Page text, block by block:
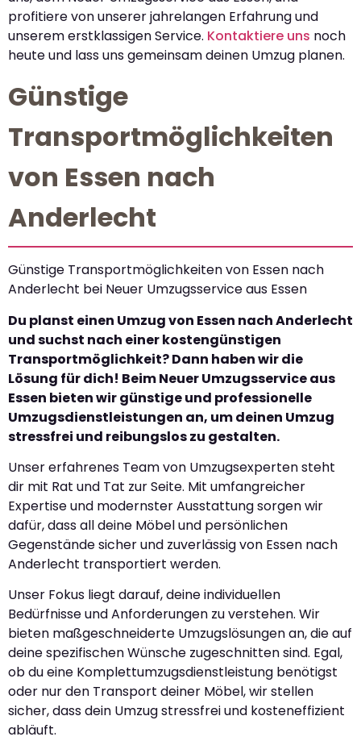
profitiere von unserer jahrelangen Erfahrung und
unserem erstklassigen Service. Kontaktiere uns noch
heute und lass uns gemeinsam deinen Umzug planen.
Günstige
Transportmöglichkeiten
von Essen nach
Anderlecht
Günstige Transportmöglichkeiten von Essen nach
Anderlecht bei Neuer Umzugsservice aus Essen
Du planst einen Umzug von Essen nach Anderlecht
und suchst nach einer kostengünstigen
Transportmöglichkeit? Dann haben wir die
Lösung für dich! Beim Neuer Umzugsservice aus
Essen bieten wir günstige und professionelle
Umzugsdienstleistungen an, um deinen Umzug
stressfrei und reibungslos zu gestalten.
Unser erfahrenes Team von Umzugsexperten steht
dir mit Rat und Tat zur Seite. Mit umfangreicher
Expertise und modernster Ausstattung sorgen wir
dafür, dass all deine Möbel und persönlichen
Gegenstände sicher und zuverlässig von Essen nach
Anderlecht transportiert werden.
Unser Fokus liegt darauf, deine individuellen
Bedürfnisse und Anforderungen zu verstehen. Wir
bieten maßgeschneiderte Umzugslösungen an, die auf
deine spezifischen Wünsche zugeschnitten sind. Egal,
ob du eine Komplettumzugsdienstleistung benötigst
oder nur den Transport deiner Möbel, wir stellen
sicher, dass dein Umzug stressfrei und kosteneffizient
abläuft.